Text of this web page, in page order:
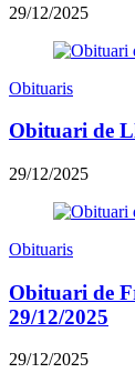
29/12/2025
Obituaris
Obituari de
29/12/2025
Obituaris
Obituari de
29/12/2025
29/12/2025